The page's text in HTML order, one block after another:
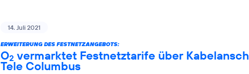
14. Juli 2021
ERWEITERUNG DES FESTNETZANGEBOTS:
O2 vermarktet Festnetztarife über
Tele Columbus